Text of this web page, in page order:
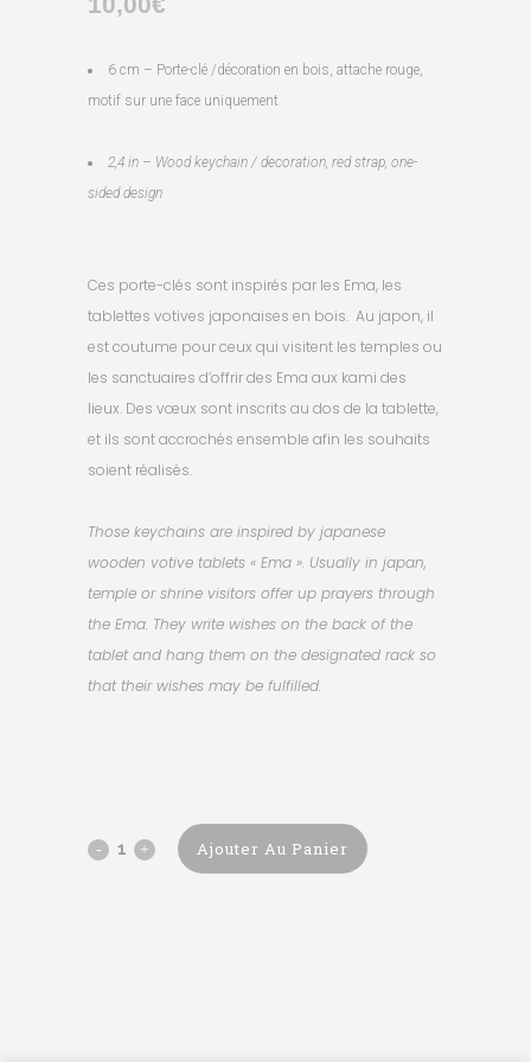
6 cm – Porte-clé /décoration en bois, attache rouge,
motif sur une face uniquement
2,4 in – Wood keychain / decoration, red strap, one-
sided design
Ces porte-clés sont inspirés par les Ema, les
tablettes votives japonaises en bois. Au japon, il
est coutume pour ceux qui visitent les temples ou
les sanctuaires d’offrir des Ema aux kami des
lieux. Des vœux sont inscrits au dos de la tablette,
et ils sont accrochés ensemble afin les souhaits
soient réalisés.
Those keychains are inspired by japanese
wooden votive tablets « Ema ». Usually in japan,
temple or shrine visitors offer up prayers through
the Ema. They write wishes on the back of the
tablet and hang them on the designated rack so
that their wishes may be fulfilled.
Ghibli Ajouter Au Panier